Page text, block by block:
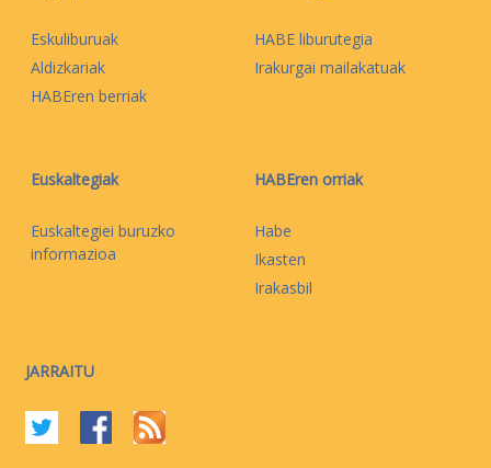
Eskuliburuak
Aldizkariak
HABEren berriak
HABE liburutegia
Irakurgai mailakatuak
Euskaltegiak
Euskaltegiei buruzko
informazioa
HABEren orriak
Habe
Ikasten
Irakasbil
JARRAITU